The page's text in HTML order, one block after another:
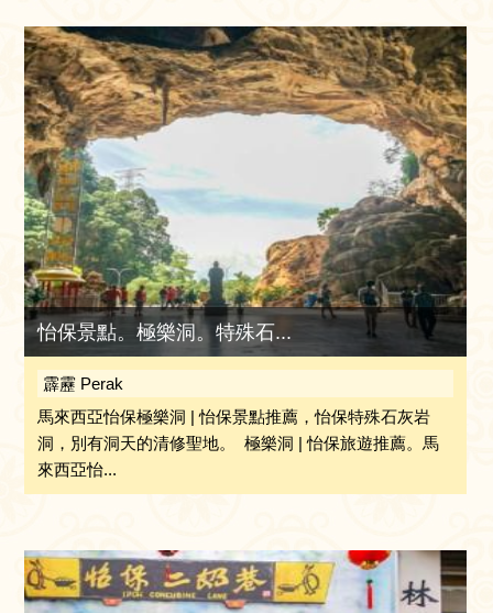
怡保景點。極樂洞。特殊石...
霹靂 Perak
馬來西亞怡保極樂洞 | 怡保景點推薦，怡保特殊石灰岩
洞，別有洞天的清修聖地。 極樂洞 | 怡保旅遊推薦。馬
來西亞怡...